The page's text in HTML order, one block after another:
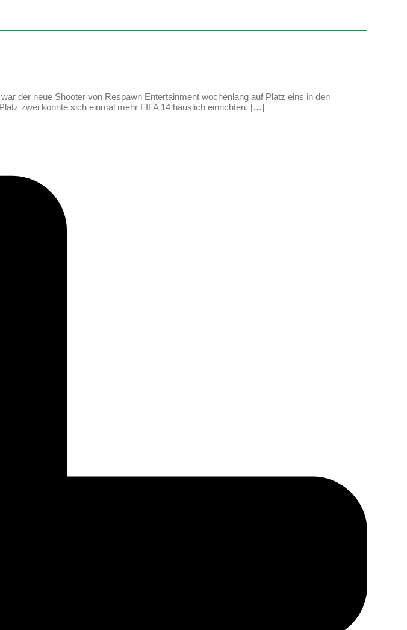
der neue Shooter von Respawn Entertainment wochenlang auf Platz eins in den
zwei konnte sich einmal mehr FIFA 14 häuslich einrichten. […]